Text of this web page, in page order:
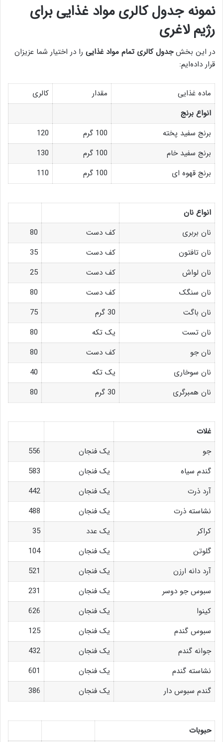
نمونه جدول کالری مواد غذایی برای
رژیم لاغری
در این بخشجدول کالری تمام مواد غذایی را در اختیار شما عزیزان
قرار داده‌ایم:
ماده غذایی مقدار
کالری
انواع برنج
برنج سفید پخته
100 گرم
120
برنج سفید خام
100 گرم
130
برنج قهوه ای
100 گرم 110
انواع نان
نان بربری
کف دست
80
نان تافتون
کف دست
35
نان لواش
کف دست
25
نان سنگک
کف دست
80
نان باگت
30 گرم
75
نان تست
یک تکه
80
نان جو
کف دست
80
نان سوخاری
یک تکه
40
نان همبرگری
30 گرم 80
غلات
جو
یک فنجان
556
گندم سیاه
یک فنجان
583
آرد ذرت
یک فنجان
442
نشاسته ذرت
یک فنجان
488
کراکر
یک عدد
35
گلوتن
یک فنجان
104
آرد دانه ارزن
یک فنجان
521
سبوس جو دوسر
یک فنجان
231
کینوا
یک فنجان
626
سبوس گندم
یک فنجان
125
جوانه گندم
یک فنجان
432
نشاسته گندم
یک فنجان
601
گندم سبوس دار
یک فنجان 386
حبوبات